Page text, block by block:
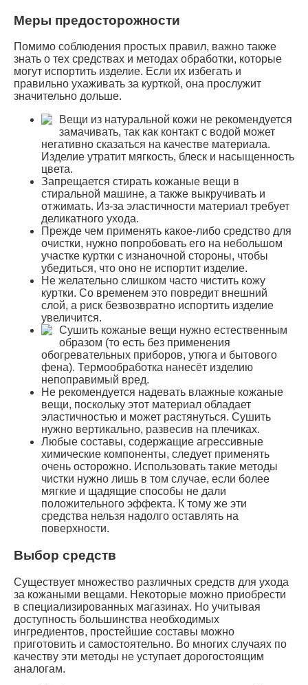
Меры предосторожности
Помимо соблюдения простых правил, важно также
знать о тех средствах и методах обработки, которые
могут испортить изделие. Если их избегать и
правильно ухаживать за курткой, она прослужит
значительно дольше.
Вещи из натуральной кожи не рекомендуется
замачивать, так как контакт с водой может
негативно сказаться на качестве материала.
Изделие утратит мягкость, блеск и насыщенность
цвета.
Запрещается стирать кожаные вещи в
стиральной машине, а также выкручивать и
отжимать. Из-за эластичности материал требует
деликатного ухода.
Прежде чем применять какое-либо средство для
очистки, нужно попробовать его на небольшом
участке куртки с изнаночной стороны, чтобы
убедиться, что оно не испортит изделие.
Не желательно слишком часто чистить кожу
куртки. Со временем это повредит внешний
слой, а риск безвозвратно испортить изделие
увеличится.
Сушить кожаные вещи нужно естественным
образом (то есть без применения
обогревательных приборов, утюга и бытового
фена). Термообработка нанесёт изделию
непоправимый вред.
Не рекомендуется надевать влажные кожаные
вещи, поскольку этот материал обладает
эластичностью и может растянуться. Сушить
нужно вертикально, развесив на плечиках.
Любые составы, содержащие агрессивные
химические компоненты, следует применять
очень осторожно. Использовать такие методы
чистки нужно лишь в том случае, если более
мягкие и щадящие способы не дали
положительного эффекта. К тому же эти
средства нельзя надолго оставлять на
поверхности.
Выбор средств
Существует множество различных средств для ухода
за кожаными вещами. Некоторые можно приобрести
в специализированных магазинах. Но учитывая
доступность большинства необходимых
ингредиентов, простейшие составы можно
приготовить и самостоятельно. Во многих случаях по
качеству эти методы не уступает дорогостоящим
аналогам.